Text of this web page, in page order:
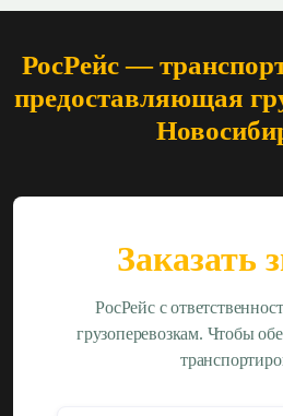
Заказать
РосРейс с
грузоперевозкам. Чтобы
РосРейс —
предоставляющая